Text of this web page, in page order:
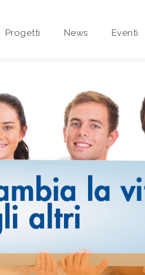
Progetti News Eventi